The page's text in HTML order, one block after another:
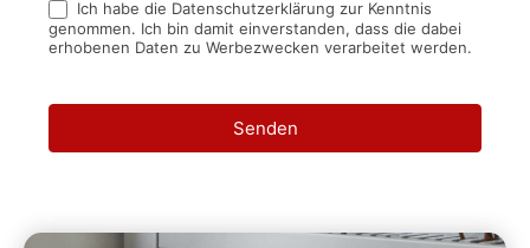
Ich habe die Datenschutzerklärung zur Kenntnis
genommen. Ich bin damit einverstanden, dass die dabei
erhobenen Daten zu Werbezwecken verarbeitet werden.
Senden